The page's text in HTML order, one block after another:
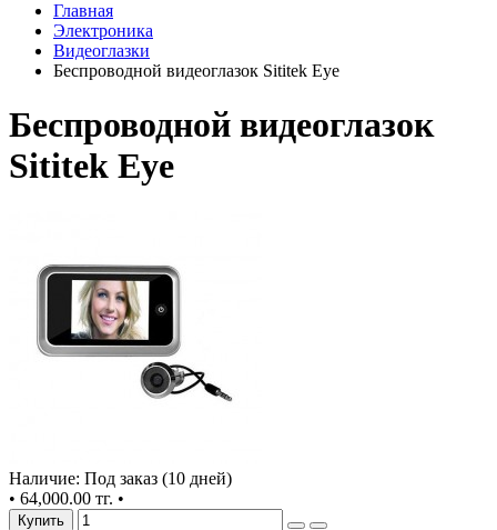
Главная
Электроника
Видеоглазки
Беспроводной видеоглазок Sititek Eye
Беспроводной видеоглазок
Sititek Eye
Наличие: Под заказ (10 дней)
• 64,000.00 тг. •
Купить